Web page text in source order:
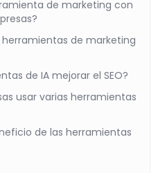
de marketing con
de marketing
de IA mejorar el SEO?
usar varias herramientas
de las herramientas